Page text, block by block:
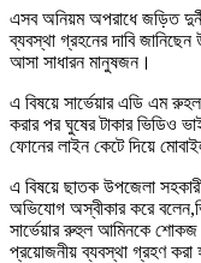
এসব অনিয়ম অপরাধে জড়িত
ব্যবস্থা গ্রহনের দাবি
আসা সাধারন মানুষজন।
এ বিষয়ে সার্ভেয়ার এডি এম
করার পর ঘুষের টাকার ভিডিও
ফোনের লাইন কেটে দিয়ে
এ বিষয়ে ছাতক উপজেলা
অভিযোগ অস্বীকার করে
সার্ভেয়ার রুহুল আমিনকে
প্রয়োজনীয় ব্যবস্থা গ্রহণ করা